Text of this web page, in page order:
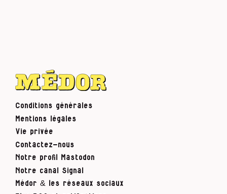
Conditions générales
Mentions légales
Vie privée
Contactez-nous
Notre profil Mastodon
Notre canal Signal
Médor & les réseaux sociaux